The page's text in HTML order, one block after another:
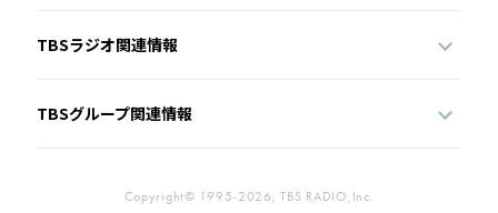
TBSラジオ関連情報
TBSグループ関連情報
Copyright© 1995-2026, TBS RADIO,Inc.